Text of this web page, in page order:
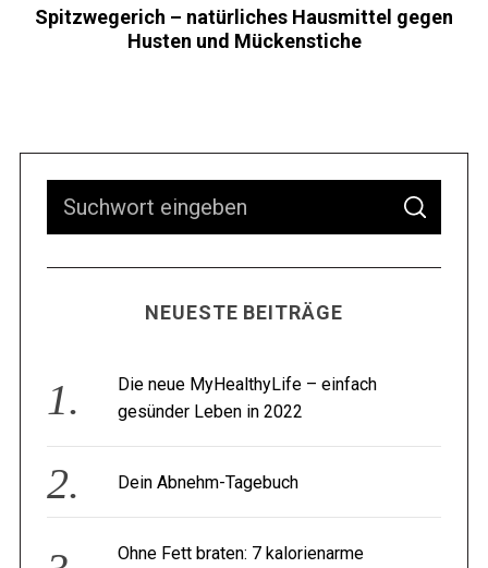
Spitzwegerich – natürliches Hausmittel gegen
Husten und Mückenstiche
NEUESTE BEITRÄGE
Die neue MyHealthyLife – einfach
gesünder Leben in 2022
Dein Abnehm-Tagebuch
Ohne Fett braten: 7 kalorienarme